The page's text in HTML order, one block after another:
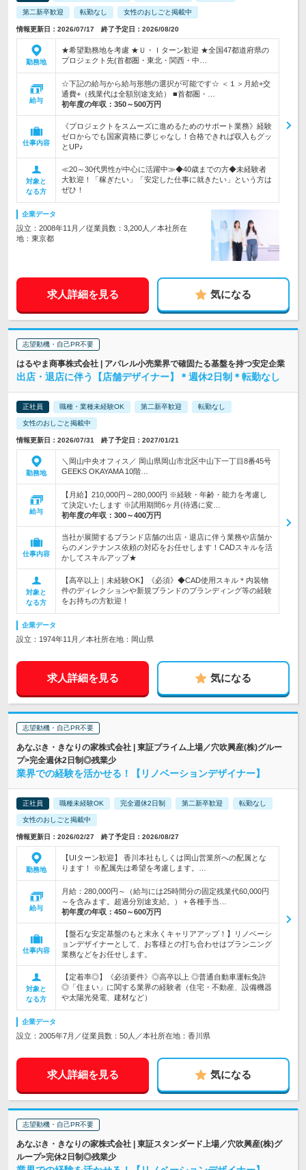
第二新卒歓迎 転勤なし 女性のおしごと掲載中
情報更新日：2026/07/17 終了予定日：2026/08/20
勤務地
★希望勤務地を考慮 ★Ｕ・Ｉターン歓迎 ★全国47都道府県の
プロジェクト先(首都圏・東北・関西・中…
給与
☆下記の給与から給与形態の選択が可能です☆ ＜１＞月給+交
通費+（残業代は全額別途支給） ■首都圏・…
初年度の年収： 350～500万円
仕事内容
《プロジェクトをスムーズに進めるためのサポート業務》経験
ゼロからでも国家資格に夢じゃなし！合格できれば収入もグッ
とUP♪
対象と
なる方
≪20～30代男性が中心に活躍中≫◆40歳までの方◆未経験者
大歓迎！「稼ぎたい」「安定した仕事に就きたい」という方は
ぜひ！
企業データ
設立：2008年11月／従業員数：3,200人／本社所在
地：東京都
求人詳細を見る 気になる
志望動機・自己PR不要
はるやま商事株式会社 | アパレル小売業界で確固たる基盤を持つ安定企業
出店・退店に伴う【店舗デザイナー】＊週休2日制＊転勤なし
正社員 職種・業種未経験OK 第二新卒歓迎 転勤なし
女性のおしごと掲載中
情報更新日：2026/07/31 終了予定日：2027/01/21
勤務地
＼岡山中央オフィス／ 岡山県岡山市北区中山下一丁目8番45号
GEEKS OKAYAMA 10階…
給与
【月給】210,000円～280,000円 ※経験・年齢・能力を考慮し
て決定いたします ※試用期間6ヶ月(待遇に変…
初年度の年収： 300～400万円
仕事内容
当社が展開するブランド店舗の出店・退店に伴う業務や店舗か
らのメンテナンス依頼の対応をお任せします！CADスキルを活
かしてスキルアップ★
対象と
なる方
【高卒以上｜未経験OK】《必須》◆CAD使用スキル＊内装物
件のディレクションや新規ブランドのブランディング等の経験
をお持ちの方歓迎！
企業データ
設立：1974年11月／本社所在地：岡山県
求人詳細を見る 気になる
志望動機・自己PR不要
あなぶき・きなりの家株式会社 | 東証プライム上場／穴吹興産(株)グルー
プ>完全週休2日制◎残業少
業界での経験を活かせる！【リノベーションデザイナー】
正社員 職種未経験OK 完全週休2日制 第二新卒歓迎 転勤なし
女性のおしごと掲載中
情報更新日：2026/02/27 終了予定日：2026/08/27
勤務地
【UIターン歓迎】 香川本社もしくは岡山営業所への配属とな
ります！ ※配属先は希望を考慮します。…
給与
月給：280,000円～（給与には25時間分の固定残業代60,000円
～を含みます。超過分別途支給。）＋各種手当…
初年度の年収： 450～600万円
仕事内容
【盤石な安定基盤のもと末永くキャリアアップ！】リノベーシ
ョンデザイナーとして、お客様との打ち合わせはプランニング
業務などをお任せします。
対象と
なる方
【定着率◎】《必須要件》◎高卒以上 ◎普通自動車運転免許
◎「住まい」に関する業界の経験者（住宅・不動産、設備機器
や太陽光発電、建材など）
企業データ
設立：2005年7月／従業員数：50人／本社所在地：香川県
求人詳細を見る 気になる
志望動機・自己PR不要
あなぶき・きなりの家株式会社 | 東証スタンダード上場／穴吹興産(株)グ
ループ>完休2日制◎残業少